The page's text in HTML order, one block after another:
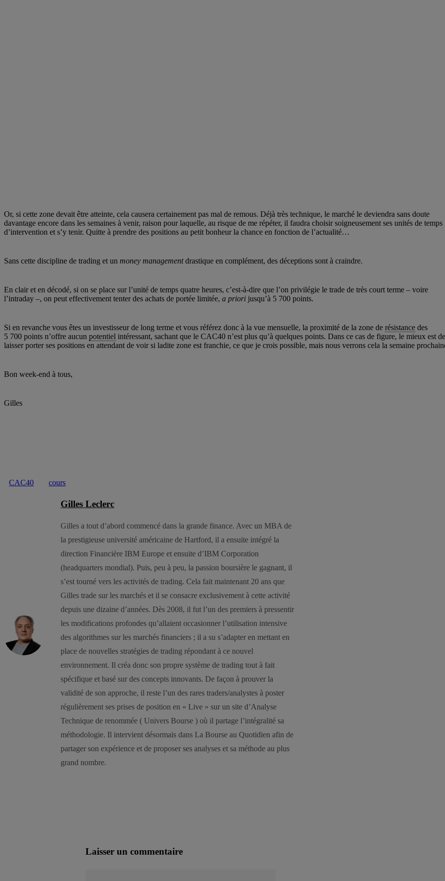
Or, si cette zone devait être atteinte, cela causera certainement pas mal de remous. Déjà très technique, le marché le deviendra sans doute
davantage encore dans les semaines à venir, raison pour laquelle, au risque de me répéter, il faudra choisir soigneusement ses unités de temps
d’intervention et s’y tenir. Quitte à prendre des positions au petit bonheur la chance en fonction de l’actualité…
Sans cette discipline de trading et un money managementdrastique en complément, des déceptions sont à craindre.
En clair et en décodé, si on se place sur l’unité de temps quatre heures, c’est-à-dire que l’on privilégie le trade de très court terme – voire
l’intraday –, on peut effectivement tenter des achats de portée limitée, a priori jusqu’à 5 700 points.
Si en revanche vous êtes un investisseur de long terme et vous référez donc à la vue mensuelle, la proximité de la zone de résistance des
5 700 points n’offre aucun potentiel intéressant, sachant que le CAC40 n’est plus qu’à quelques points. Dans ce cas de figure, le mieux est de
laisser porter ses positions en attendant de voir si ladite zone est franchie, ce que je crois possible, mais nous verrons cela la semaine
Bon week-end à tous,
Gilles
CAC40 cours
Gilles Leclerc
Gilles a tout d’abord commencé dans la grande finance. Avec un MBA de
la prestigieuse université américaine de Hartford, il a ensuite intégré la
direction Financière IBM Europe et ensuite d’IBM Corporation
(headquarters mondial). Puis, peu à peu, la passion boursière le gagnant, il
s’est tourné vers les activités de trading. Cela fait maintenant 20 ans que
Gilles trade sur les marchés et il se consacre exclusivement à cette activité
depuis une dizaine d’années. Dès 2008, il fut l’un des premiers à pressentir
les modifications profondes qu’allaient occasionner l’utilisation intensive
des algorithmes sur les marchés financiers ; il a su s’adapter en mettant en
place de nouvelles stratégies de trading répondant à ce nouvel
environnement. Il créa donc son propre système de trading tout à fait
spécifique et basé sur des concepts innovants. De façon à prouver la
validité de son approche, il reste l’un des rares traders/analystes à poster
régulièrement ses prises de position en « Live » sur un site d’Analyse
Technique de renommée ( Univers Bourse ) où il partage l’intégralité sa
méthodologie. Il intervient désormais dans La Bourse au Quotidien afin de
partager son expérience et de proposer ses analyses et sa méthode au plus
grand nombre.
Laisser un commentaire